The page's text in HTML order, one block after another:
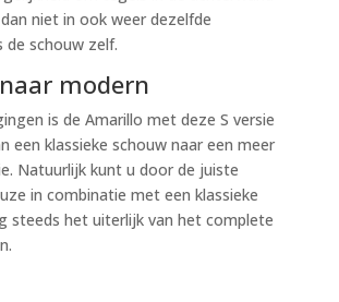
niet in ook weer dezelfde
schouw zelf.
modern
is de Amarillo met deze S versie
een klassieke schouw naar een meer
Natuurlijk kunt u door de juiste
in combinatie met een klassieke
steeds het uiterlijk van het complete